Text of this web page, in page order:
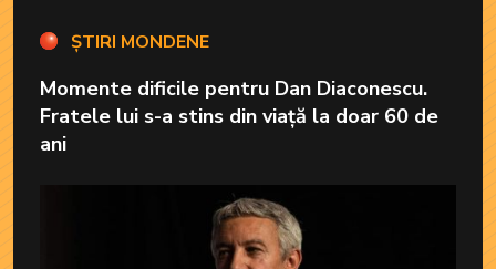
ȘTIRI MONDENE
Momente dificile pentru Dan Diaconescu.
Fratele lui s-a stins din viață la doar 60 de
ani